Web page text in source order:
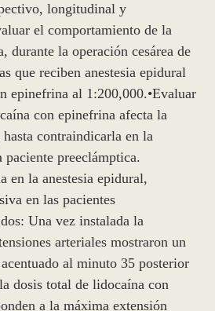
longitudinal y
el comportamiento de la
durante la operación cesárea de
que reciben anestesia epidural
epinefrina al 1:200,000.•Evaluar
con epinefrina afecta la
contraindicarla en la
paciente preeclámptica.
en la anestesia epidural,
en las pacientes
Una vez instalada la
arteriales mostraron un
al minuto 35 posterior
dosis total de lidocaína con
a la máxima extensión